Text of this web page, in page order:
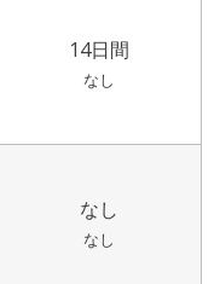
14日間
なし
なし
なし